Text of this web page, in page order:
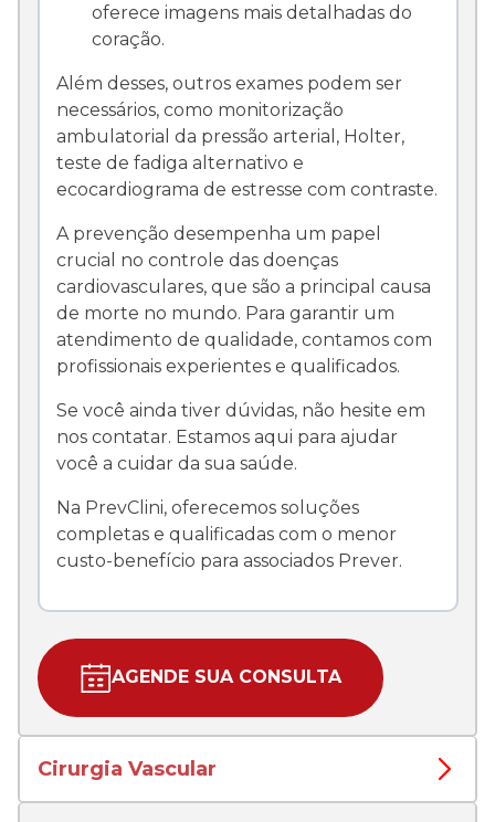
oferece imagens mais detalhadas do
coração.
Além desses, outros exames podem ser
necessários, como monitorização
ambulatorial da pressão arterial, Holter,
teste de fadiga alternativo e
ecocardiograma de estresse com contraste.
A prevenção desempenha um papel
crucial no controle das doenças
cardiovasculares, que são a principal causa
de morte no mundo. Para garantir um
atendimento de qualidade, contamos com
profissionais experientes e qualificados.
Se você ainda tiver dúvidas, não hesite em
nos contatar. Estamos aqui para ajudar
você a cuidar da sua saúde.
Na PrevClini, oferecemos soluções
completas e qualificadas com o menor
custo-benefício para associados Prever.
AGENDE SUA CONSULTA
Cirurgia Vascular